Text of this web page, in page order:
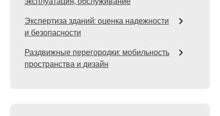
Экспертиза зданий: оценка надежности
и безопасности
Раздвижные перегородки: мобильность
пространства и дизайн